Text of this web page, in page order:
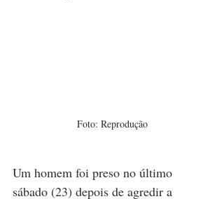
Foto: Reprodução
Um homem foi preso no último
sábado (23) depois de agredir a